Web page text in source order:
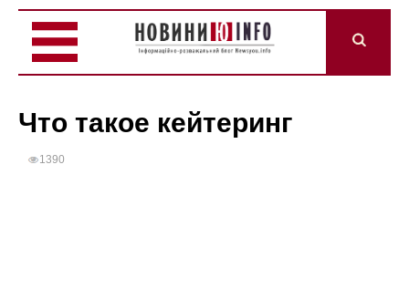
Что такое кейтеринг
1390